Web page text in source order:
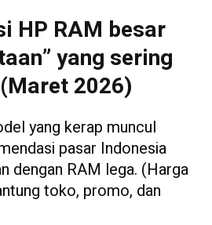
HP RAM besar
yang sering
2026)
yang kerap muncul
pasar Indonesia
dengan RAM lega. (Harga
toko, promo, dan